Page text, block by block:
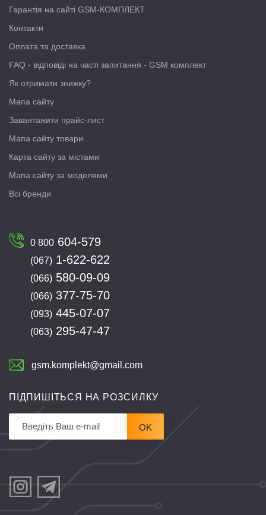
Гарантія на сайті GSM-КОМПЛЕКТ
Контакти
Оплата та доставка
FAQ - відповіді на часті запитання - GSM комплект
Як отримати знижку?
Мапа сайту
Завантажити прайс-лист
Мапа сайту товари
Карта сайту за містами
Мапа сайту за моделями
Всі бренди
0 800 604-579
(067) 1-622-622
(066) 580-09-09
(066) 377-75-70
(093) 445-07-07
(063) 295-47-47
gsm.komplekt@gmail.com
ПІДПИШІТЬСЯ НА РОЗСИЛКУ
OK